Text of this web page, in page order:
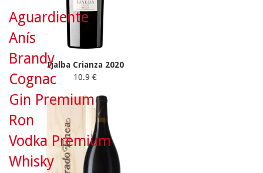
Ijalba Crianza 2020
10.9 €
Aguardiente
Anís
Brandy
Cognac
Gin Premium
Ron
Vodka Premium
Whisky